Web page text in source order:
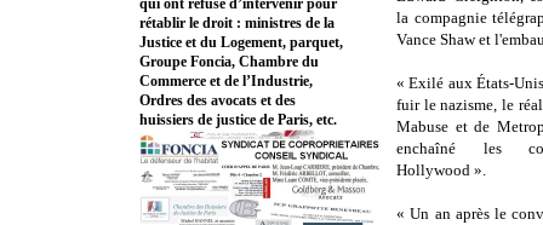
la compagnie
Vance Shaw et
« Exilé aux États-
fuir le nazisme, le
Mabuse et de
enchaîné les
Hollywood ».
« Un an après le
qui ont refusé d’intervenir pour
rétablir le droit : ministres de la
Justice et du Logement, parquet,
Groupe Foncia, Chambre du
Commerce et de l’Industrie,
Ordres des avocats et des
huissiers de justice de Paris, etc.